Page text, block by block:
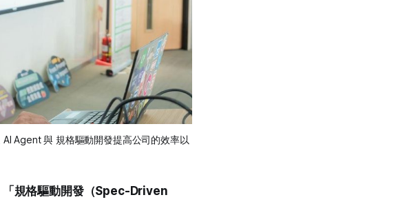
Agent 與 規格驅動開發提高公司的效率以
「規格驅動開發（Spec-Driven